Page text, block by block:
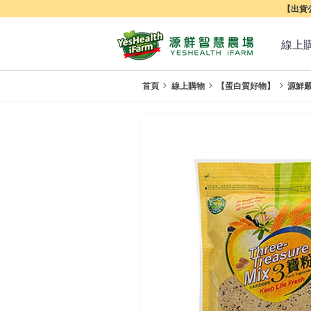
【出
線上
首頁 線上購物 【蛋白質好物】 源鮮